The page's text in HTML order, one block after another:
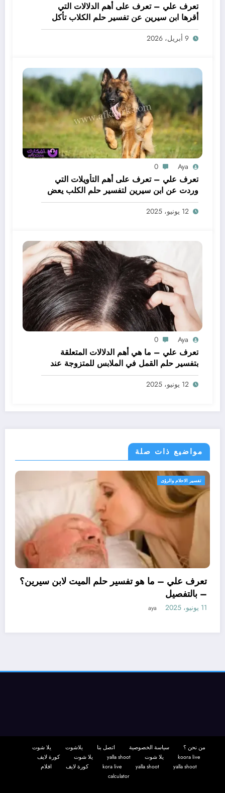
تعرف علي – تعرف على أهم الدلالات التي
أقرها ابن سيرين عن تفسير حلم الكلاب تأكل
لحم – بالتفصيل
9 أبريل، 2026
Aya
0
تعرف علي – تعرف على أهم التأويلات التي
وردت عن ابن سيرين لتفسير حلم الكلب يعض
يدي – بالتفصيل
12 يونيو، 2025
Aya
0
تعرف علي – ما هي أهم الدلالات المتعلقة
بتفسير حلم القمل في الملابس للمتزوجة عند
ابن سيرين؟ – بالتفصيل
12 يونيو، 2025
مواضيع ذات صلة
تعرف علي
ما هو تأويل ابن سيرين لتفسير حلم
اتصل بنا